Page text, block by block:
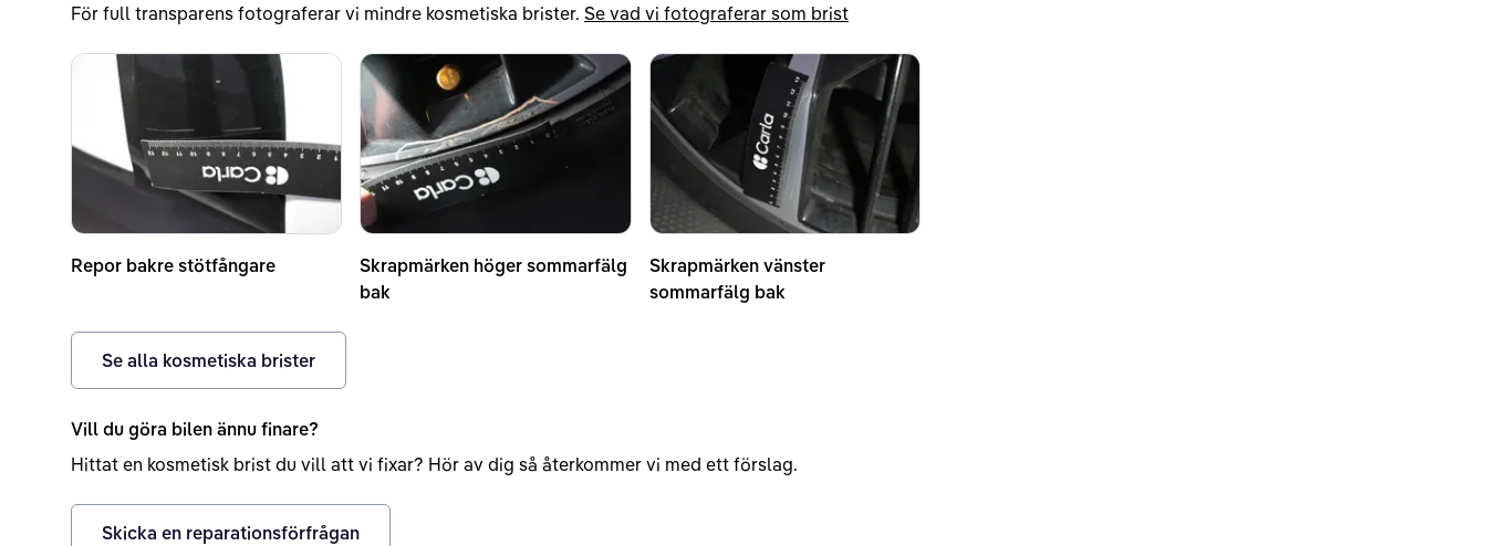
För full transparens fotograferar vi mindre kosmetiska brister. Se vad vi fotograferar som brist
Repor bakre stötfångare
Skrapmärken höger sommarfälg
bak
Skrapmärken vänster
sommarfälg bak
Se alla kosmetiska brister
Vill du göra bilen ännu finare?
Hittat en kosmetisk brist du vill att vi fixar? Hör av dig så återkommer vi med ett förslag.
Skicka en reparationsförfrågan